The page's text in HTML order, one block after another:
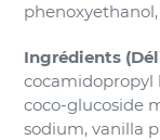
Ingrédients
cocamidopropyl
coco-glucoside
sodium, vanilla